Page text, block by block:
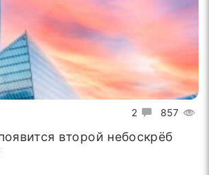
2 857
второй небоскрёб